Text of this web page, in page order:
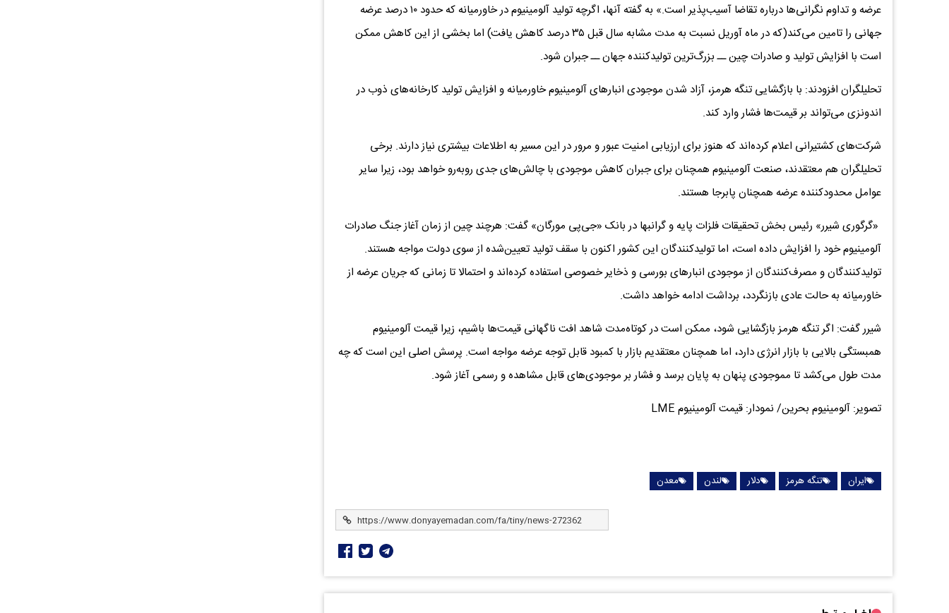
عرضه و تداوم نگرانی‌ها درباره تقاضا آسیب‌پذیر است.» به گفته آنها، اگرچه تولید آلومینیوم در خاورمیانه که حدود ۱۰ درصد عرضه
جهانی را تامین می‌کند(که در ماه آوریل نسبت به مدت مشابه سال قبل ۳۵ درصد کاهش یافت) اما بخشی از این کاهش ممکن
است با افزایش تولید و صادرات چین ــ بزرگ‌ترین تولیدکننده جهان ــ جبران شود.
تحلیلگران افزودند: با بازگشایی تنگه هرمز، آزاد شدن موجودی انبارهای آلومینیوم خاورمیانه و افزایش تولید کارخانه‌های ذوب در
اندونزی می‌تواند بر قیمت‌ها فشار وارد کند.
شرکت‌های کشتیرانی اعلام کرده‌اند که هنوز برای ارزیابی امنیت عبور و مرور در این مسیر به اطلاعات بیشتری نیاز دارند. برخی
تحلیلگران هم معتقدند، صنعت آلومینیوم همچنان برای جبران کاهش موجودی با چالش‌های جدی روبه‌رو خواهد بود، زیرا سایر
عوامل محدودکننده عرضه همچنان پابرجا هستند.
«گرگوری شیرر» رئیس بخش تحقیقات فلزات پایه و گرانبها در بانک «جی‌پی مورگان» گفت: هرچند چین از زمان آغاز جنگ صادرات
آلومینیوم خود را افزایش داده است، اما تولیدکنندگان این کشور اکنون با سقف تولید تعیین‌شده از سوی دولت مواجه هستند.
تولیدکنندگان و مصرف‌کنندگان از موجودی انبارهای بورسی و ذخایر خصوصی استفاده کرده‌اند و احتمالا تا زمانی که جریان عرضه از
خاورمیانه به حالت عادی بازنگردد، برداشت ادامه خواهد داشت.
شیرر گفت: اگر تنگه هرمز بازگشایی شود، ممکن است در کوتاه‌مدت شاهد افت ناگهانی قیمت‌ها باشیم، زیرا قیمت آلومینیوم
همبستگی بالایی با بازار انرژی دارد، اما همچنان معتقدیم بازار با کمبود قابل توجه عرضه مواجه است. پرسش اصلی این است که چه
مدت طول می‌کشد تا مموجودی پنهان به پایان برسد و فشار بر موجودی‌های قابل مشاهده و رسمی آغاز شود.
تصویر: آلومینیوم بحرین/ نمودار: قیمت آلومینیوم LME
ایران تنگه هرمز دلار لندن معدن